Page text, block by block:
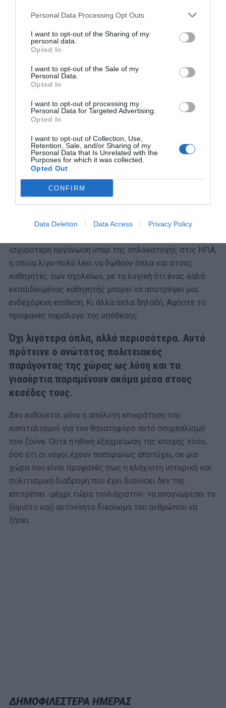
Personal Data Processing Opt Outs
I want to opt-out of the Sharing of my
personal data.
Opted In
I want to opt-out of the Sale of my
Personal Data.
Opted In
I want to opt-out of processing my
Personal Data for Targeted Advertising.
Opted In
I want to opt-out of Collection, Use,
Retention, Sale, and/or Sharing of my
Personal Data that Is Unrelated with the
Purposes for which it was collected.
Opted Out
CONFIRM
Data Deletion Data Access Privacy Policy
του κατέβει λέει εδώ και χρόνια, αδιαφορώντας για τις
συνέπειες.
Πέρα από «τσάι και συμπάθεια», ο νυν
αμερικανός πρόεδρος δεν δείχνει
διατεθειμένος να κάνει και πολλά πράγματα,
επανεξέτασης των ορίων ηλικίας για όσους
κατέχουν όπλα και μιας ξεδοντιασμένης
αποστροφής για το πόσο κρίμα είναι που
κέντρα ψυχικής υγείας, τα οποία θα
μπορούσαν να βοηθήσουν διαταραγμένους
ανθρώπους, έχουν κλείσει.
Κι όμως, αυτή τη φορά ο πρόεδρος ξεπέρασε τον εαυτό
υπάρχουν ιδιωτικοί φρουροί, επανέφερε στο τραπέζι
ισχυρότερη οργάνωση υπέρ της οπλοκατοχής στις ΗΠΑ,
η οποία λίγο-πολύ λέει να δωθούν όπλα και στους
καθηγητές των σχολείων, με τη λογική ότι ένας καλά
εκπαιδευμένος καθηγητής μπορεί να αποτρέψει μια
ενδεχόμενη επίθεση. Κι άλλα όπλα δηλαδή. Αφήστε το
προφανές παράλογο της υπόθεσης.
Όχι λιγότερα όπλα, αλλά περισσότερα. Αυτό
πρότεινε ο ανώτατος πολιτειακός
παράγοντας της χώρας ως λύση και τα
γιαούρτια παραμένουν ακόμα μέσα στους
κεσέδες τους.
Δεν ευθύνεται μόνο η απόλυτη επικράτηση του
καπιταλισμού για τον θανατηφόρο αυτό σουρεαλισμό
που ζούνε. Ούτε η ηθική εξαχρείωση της εποχής τόσο,
όσο ότι οι νόμοι έχουν πασιφανώς αποτύχει, σε μια
χώρα που είναι προφανές πως η ελάχιστη ιστορική και
πολιτισμική διαδρομή που έχει διανύσει δεν της
επιτρέπει -μέχρι τώρα τουλάχιστον- να αναγνωρίσει το
(ύψιστο και) αυτονόητο δικαίωμα του ανθρώπου να
ζήσει.
ΔΗΜΟΦΙΛΕΣΤΕΡΑ ΗΜΕΡΑΣ